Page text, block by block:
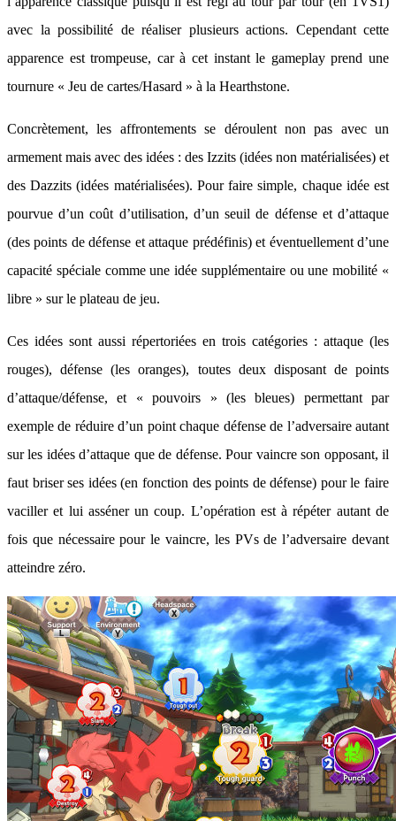
avec la possibilité de réaliser plusieurs actions. Cependant cette
apparence est trompeuse, car à cet instant le gameplay prend une
tournure « Jeu de cartes/Hasard » à la Hearthstone.
Concrètement, les affrontements se déroulent non pas avec un
armement mais avec des idées : des Izzits (idées non matérialisées) et
des Dazzits (idées matérialisées). Pour faire simple, chaque idée est
pourvue d’un coût d’utilisation, d’un seuil de défense et d’attaque
(des points de défense et attaque prédéfinis) et éventuellement d’une
capacité spéciale comme une idée supplémentaire ou une mobilité «
libre » sur le plateau de jeu.
Ces idées sont aussi répertoriées en trois catégories : attaque (les
rouges), défense (les oranges), toutes deux disposant de points
d’attaque/défense, et « pouvoirs » (les bleues) permettant par
exemple de réduire d’un point chaque défense de l’adversaire autant
sur les idées d’attaque que de défense. Pour vaincre son opposant, il
faut briser ses idées (en fonction des points de défense) pour le faire
vaciller et lui asséner un coup. L’opération est à répéter autant de
fois que nécessaire pour le vaincre, les PVs de l’adversaire devant
atteindre zéro.